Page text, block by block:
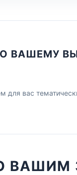
ВАШЕМУ
для вас
ВАШИМ